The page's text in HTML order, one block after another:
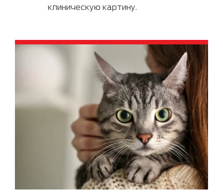
клиническую картину.